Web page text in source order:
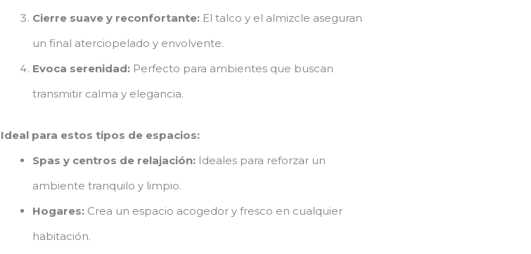
Cierre suave y reconfortante: El talco y el almizcle aseguran
un final aterciopelado y envolvente.
Evoca serenidad: Perfecto para ambientes que buscan
transmitir calma y elegancia.
Ideal para estos tipos de espacios:
Spas y centros de relajación: Ideales para reforzar un
ambiente tranquilo y limpio.
Hogares: Crea un espacio acogedor y fresco en cualquier
habitación.